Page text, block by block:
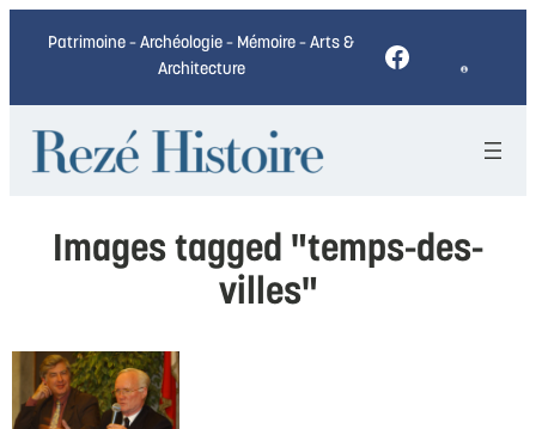
Patrimoine – Archéologie – Mémoire – Arts &
Architecture
Facebook
Images tagged "temps-des-
villes"